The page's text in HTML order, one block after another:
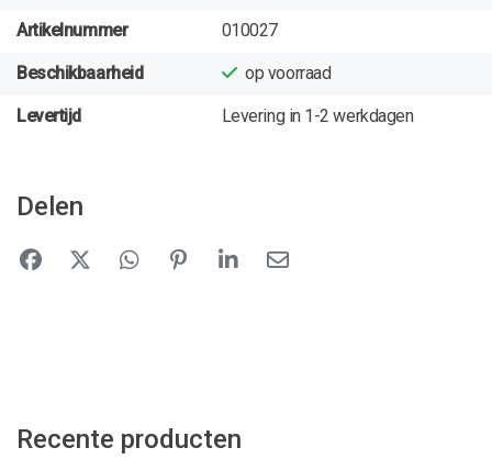
Artikelnummer 010027
Beschikbaarheid op voorraad
Levertijd Levering in 1-2 werkdagen
Delen
Recente producten